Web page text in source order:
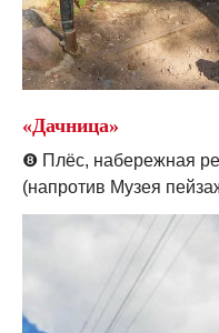
«Дачница»
❽ Плёс, набережная
(напротив Музея